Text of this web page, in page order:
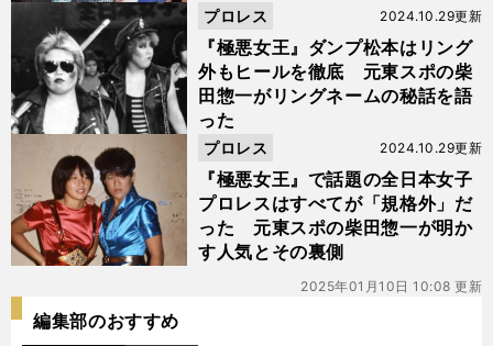
『極悪女王』ダンプ松本はリング
外もヒールを徹底 元東スポの柴
田惣一がリングネームの秘話を語
った
2024.10.29更新
プロレス
『極悪女王』で話題の全日本女子
プロレスはすべてが「規格外」だ
った 元東スポの柴田惣一が明か
す人気とその裏側
2024.10.29更新
プロレス
2025年01月10日 10:08 更新
編集部のおすすめ